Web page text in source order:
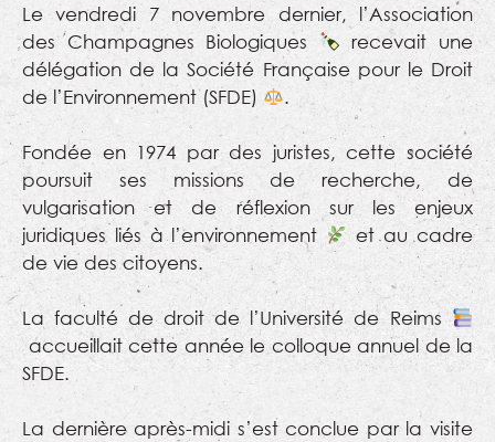
Le vendredi 7 novembre dernier, l’Association
des Champagnes Biologiques
recevait une
délégation de la Société Française pour le Droit
de l’Environnement (SFDE)
.
Fondée en 1974 par des juristes, cette société
poursuit ses missions de recherche, de
vulgarisation et de réflexion sur les enjeux
juridiques liés à l’environnement
et au cadre
de vie des citoyens.
La faculté de droit de l’Université de Reims
accueillait cette année le colloque annuel de la
SFDE.
La dernière après-midi s’est conclue par la visite